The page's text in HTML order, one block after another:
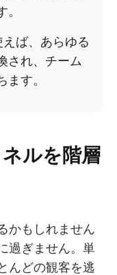
ば、あらゆる
され、チーム
す。
ルを階層
かもしれません
過ぎません。単
んどの観客を逃